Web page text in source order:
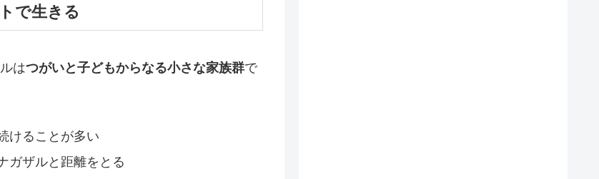
で生きる
はつがいと子どもからなる小さな家族群で
けることが多い
ガザルと距離をとる